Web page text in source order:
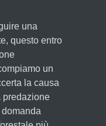
una
questo entro
un
la causa
predazione